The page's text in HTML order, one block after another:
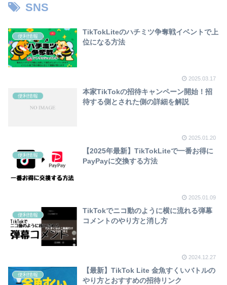
SNS
便利情報
TikTokLiteのハチミツ争奪戦イベントで上
位になる方法
2025.03.17
便利情報
本家TikTokの招待キャンペーン開始！招
待する側とされた側の詳細を解説
2025.01.20
便利情報
【2025年最新】TikTokLiteで一番お得に
PayPayに交換する方法
2025.01.09
便利情報
TikTokでニコ動のように横に流れる弾幕
コメントのやり方と消し方
2024.12.27
便利情報
【最新】TikTok Lite 金魚すくいバトルの
やり方とおすすめの招待リンク